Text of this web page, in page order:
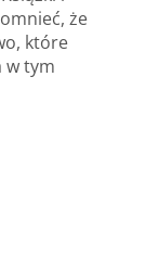
że
które
w tym